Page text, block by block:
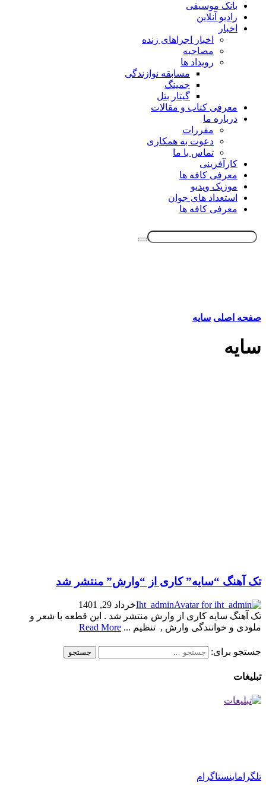
بانک موسیقی
رادیو آنلاین
اخبار
اخبار اجراهای زنده
مصاحبه
رویداد ها
مسابقه نوازندگی
جمینگ
گیتار بتل
معرفی کتاب و مقالات
درباره ما
مقررات
دعوت به همکاری
تماس با ما
کارآفرینی
معرفی کافه ها
موزیک ویدیو
استعداد های جوان
معرفی کافه ها
صفحه اصلی سایه
سایه
تک آهنگ “سایه” کاری از “وارش” منتشر شد
Iht_adminخرداد 29, 1401
تک آهنگ سایه کاری از وارش منتشر شد . این قطعه با شعر و
ملودی و خوانندگی وارش , تنظیم ... Read More
جستجو برای:
تبلیغات
تلگراماینستاگرام